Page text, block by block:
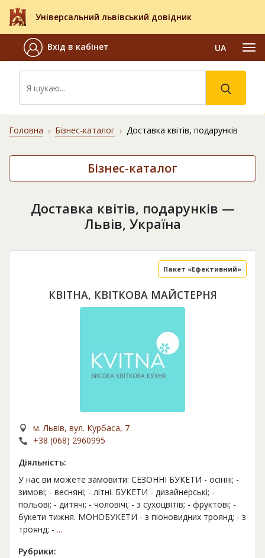
Універсальний львівський довідник
Вхід в кабінет UA
Головна Бізнес-каталог Доставка квітів, подарунків
Бізнес-каталог
Доставка квітів, подарунків —
Львів, Україна
КВІТНА, КВIТКОВА МАЙСТЕРНЯ
Пакет «Ефективний»
м. Львів, вул. Курбаса, 7
+38 (068) 2960995
Діяльність:
У нас ви можете замовити: СЕЗОННІ БУКЕТИ - осінні; -
зимові; - весняні; - літні. БУКЕТИ - дизайнерські; -
польові; - дитячі; - чоловічі; - з сухоцвітів; - фруктові; -
букети тижня. МОНОБУКЕТИ - з піоновидних троянд; - з
троянд; - ...
Рубрики: